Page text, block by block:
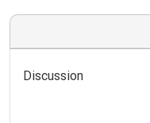
Discussion